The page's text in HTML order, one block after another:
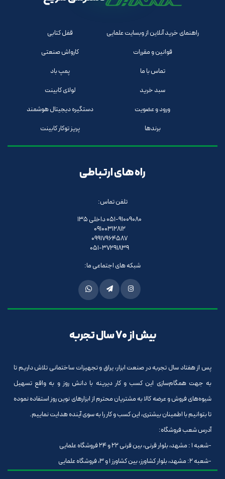
راهنمای خرید آنلاین از وبسایت علمایی
قوانین و مقررات
تماس با ما
سبد خرید
ورود و عضویت
برندها
قفل کتابی
کارواش صنعتی
پمپ باد
لولای کابینت
دستگیره دیجیتال هوشمند
پریز توکار کابینت
راه های ارتباطی
تلفن تماس:
051-91009080 داخلی 135
09100312812
09917964587
051-37291839
شبکه های اجتماعی ما:
بیش از 70 سال تجربه
پس از هفتاد سال تجربه در صنعت ابزار، یراق و تجهیزات ساختمانی تلاش داریم تا
به جهت همگام‌سازی این کسب و کار دیرینه با دانش روز و به واقع تسهیل
شیوه‌های فروش و عرضه کالا به مشتریان محترم از ابزارهای نوین روز استفاده نموده
تا بتوانیم با اطمینان بیشتری، این کسب و کار را به سوی آینده هدایت نماییم.
آدرس شعب فروشگاه:
-شعبه 1 : مشهد، بلوار قرنی، بین قرنی 22 و 24 فروشگاه علمایی
-شعبه 2: مشهد، بلوار کشاورز، بین کشاورز 1 و 3، فروشگاه علمایی